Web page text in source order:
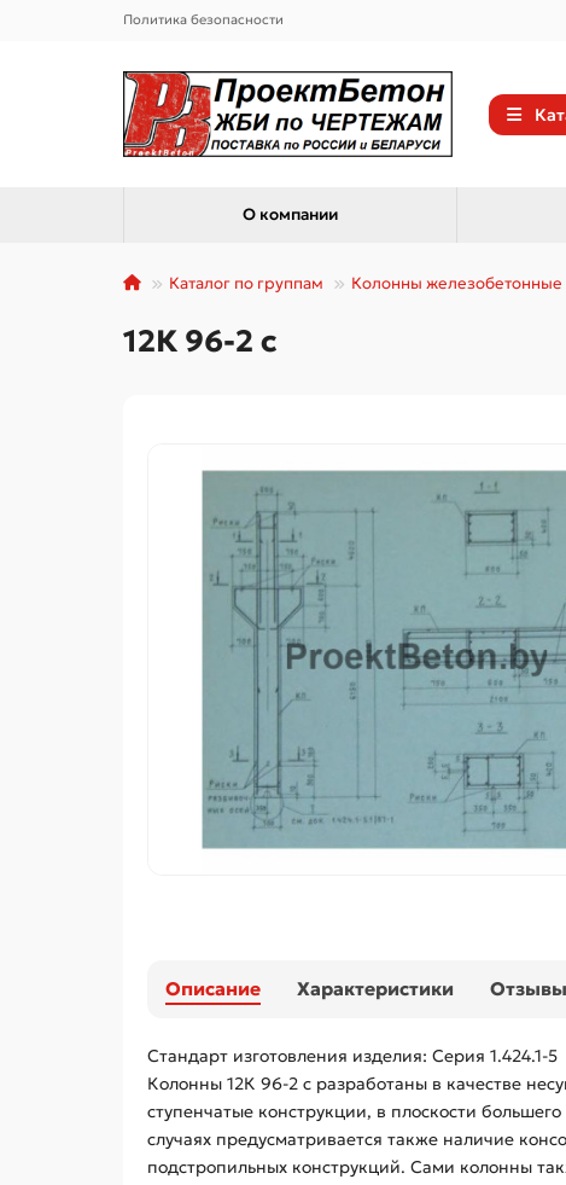
Политика безопасности
О компании
Каталог по группам Колонны железобетонные
12К 96-2 с
Описание Характеристики Отзывы
Стандарт изготовления изделия: Серия 1.424.1-5
Колонны 12К 96-2 с разработаны в качестве
ступенчатые конструкции, в плоскости
случаях предусматривается также наличие
подстропильных конструкций. Сами колонны